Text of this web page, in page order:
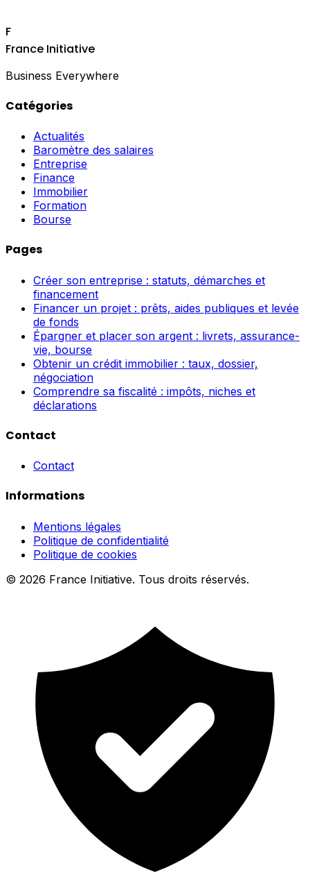
F
France Initiative
Business Everywhere
Catégories
Actualités
Baromètre des salaires
Entreprise
Finance
Immobilier
Formation
Bourse
Pages
Créer son entreprise : statuts, démarches et
financement
Financer un projet : prêts, aides publiques et levée
de fonds
Épargner et placer son argent : livrets, assurance-
vie, bourse
Obtenir un crédit immobilier : taux, dossier,
négociation
Comprendre sa fiscalité : impôts, niches et
déclarations
Contact
Contact
Informations
Mentions légales
Politique de confidentialité
Politique de cookies
© 2026 France Initiative. Tous droits réservés.